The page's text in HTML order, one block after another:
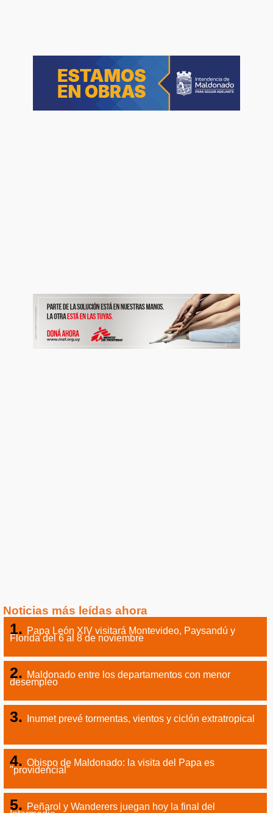
Noticias más leídas ahora
Papa León XIV visitará Montevideo, Paysandú y
Florida del 6 al 8 de noviembre
Maldonado entre los departamentos con menor
desempleo
Inumet prevé tormentas, vientos y ciclón extratropical
Obispo de Maldonado: la visita del Papa es
"providencial"
Peñarol y Wanderers juegan hoy la final del